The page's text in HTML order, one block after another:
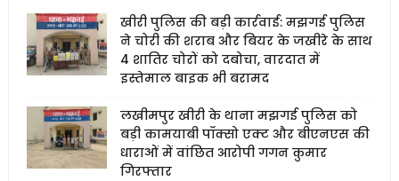
खीरी पुलिस की बड़ी कार्रवाई: मझगई पुलिस
ने चोरी की शराब और बियर के जखीरे के साथ
4 शातिर चोरों को दबोचा, वारदात में
इस्तेमाल बाइक भी बरामद
लखीमपुर खीरी के थाना मझगई पुलिस को
बड़ी कामयाबी पॉक्सो एक्ट और बीएनएस की
धाराओं में वांछित आरोपी गगन कुमार
गिरफ्तार